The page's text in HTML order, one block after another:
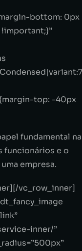
bottom: 0px
top: -40px
fundamental na
funcionários e o
empresa.
vc_row_inner]
inner/”